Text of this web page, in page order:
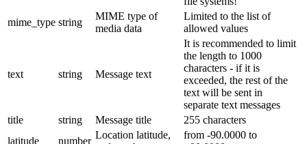
mime_type string
MIME type of
media data
Limited to the list of
allowed values
text string Message text
It is recommended to limit
the length to 1000
characters - if it is
exceeded, the rest of the
text will be sent in
separate text messages
title
string Message title
255 characters
latitude
number
Location latitude,
from -90.0000 to